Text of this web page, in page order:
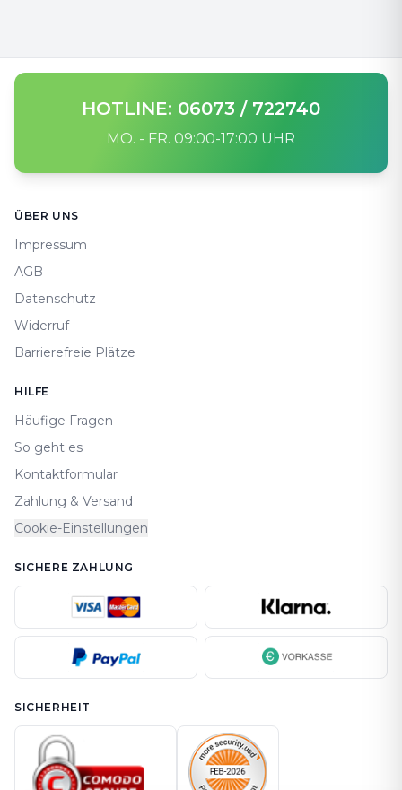
HOTLINE: 06073 / 722740
MO. - FR. 09:00-17:00 UHR
ÜBER UNS
Impressum
AGB
Datenschutz
Widerruf
Barrierefreie Plätze
HILFE
Häufige Fragen
So geht es
Kontaktformular
Zahlung & Versand
Cookie-Einstellungen
SICHERE ZAHLUNG
SICHERHEIT